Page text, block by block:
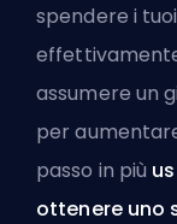
spendere i
assumere un
per
passo in più
ottenere uno